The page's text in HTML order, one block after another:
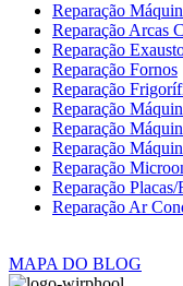
Reparação
Reparação Arcas
Reparação
Reparação Fornos
Reparação
Reparação
Reparação
Reparação
Reparação
Reparação Placas/
Reparação Ar
MAPA DO BLOG